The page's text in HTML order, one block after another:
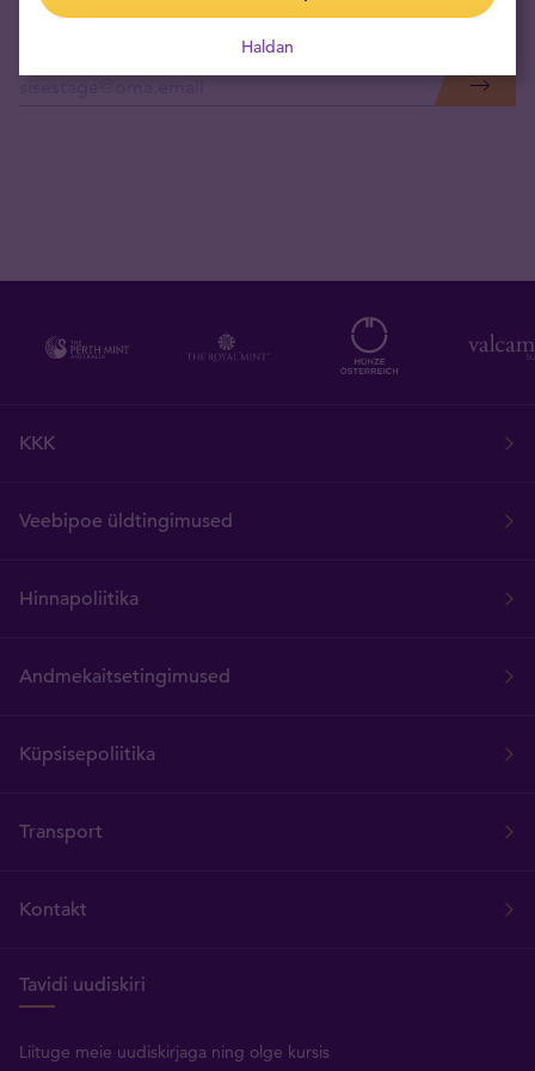
Tellige uudised otse oma e-postkasti
KKK
Veebipoe üldtingimused
Hinnapoliitika
Andmekaitsetingimused
Küpsisepoliitika
Transport
Kontakt
Tavidi uudiskiri
Liituge meie uudiskirjaga ning olge kursis
Haldan